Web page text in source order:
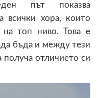
път показва
всички хора, които
на топ ниво. Това е
бъда и между тези
получа отличието си